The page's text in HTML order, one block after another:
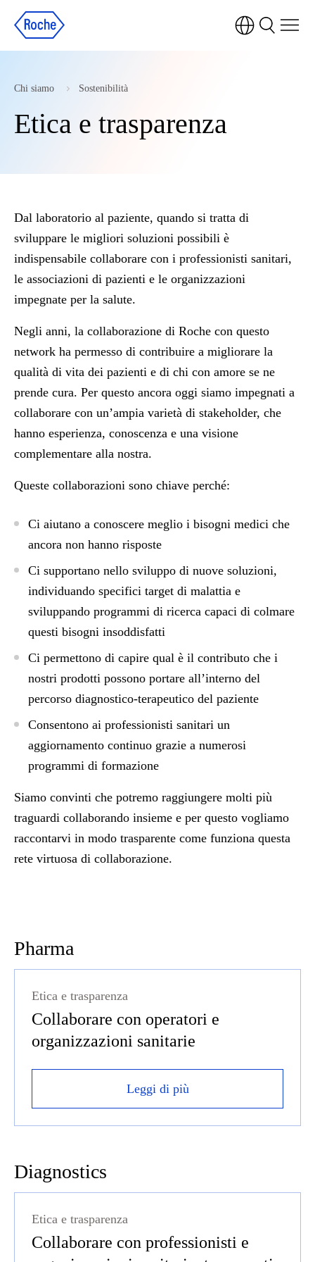
Chi siamo Sostenibilità
Etica e trasparenza
Dal laboratorio al paziente, quando si tratta di
sviluppare le migliori soluzioni possibili è
indispensabile collaborare con i professionisti sanitari,
le associazioni di pazienti e le organizzazioni
impegnate per la salute.
Negli anni, la collaborazione di Roche con questo
network ha permesso di contribuire a migliorare la
qualità di vita dei pazienti e di chi con amore se ne
prende cura. Per questo ancora oggi siamo impegnati a
collaborare con un’ampia varietà di stakeholder, che
hanno esperienza, conoscenza e una visione
complementare alla nostra.
Queste collaborazioni sono chiave perché:
Ci aiutano a conoscere meglio i bisogni medici che
ancora non hanno risposte
Ci supportano nello sviluppo di nuove soluzioni,
individuando specifici target di malattia e
sviluppando programmi di ricerca capaci di colmare
questi bisogni insoddisfatti
Ci permettono di capire qual è il contributo che i
nostri prodotti possono portare all’interno del
percorso diagnostico-terapeutico del paziente
Consentono ai professionisti sanitari un
aggiornamento continuo grazie a numerosi
programmi di formazione
Siamo convinti che potremo raggiungere molti più
traguardi collaborando insieme e per questo vogliamo
raccontarvi in modo trasparente come funziona questa
rete virtuosa di collaborazione.
Pharma
Collaborare con operatori e
organizzazioni sanitarie
Etica e trasparenza
Leggi di più
Diagnostics
Collaborare con professionisti e
Etica e trasparenza